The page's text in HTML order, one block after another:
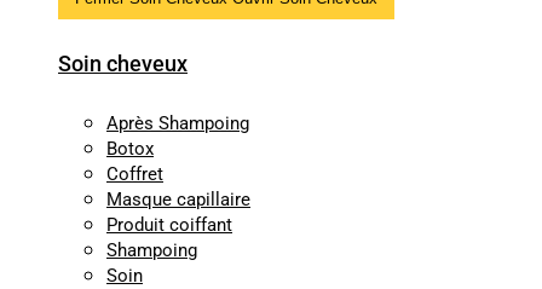
Soin cheveux
Après Shampoing
Botox
Coffret
Masque capillaire
Produit coiffant
Shampoing
Soin